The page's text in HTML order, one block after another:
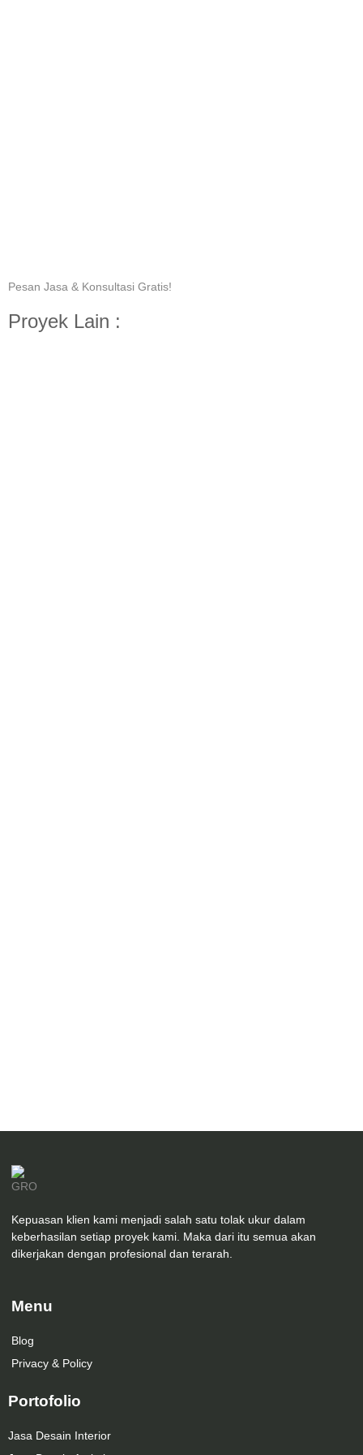
Pesan Jasa & Konsultasi Gratis!
Proyek Lain :
Kepuasan klien kami menjadi salah satu tolak ukur dalam
keberhasilan setiap proyek kami. Maka dari itu semua akan
dikerjakan dengan profesional dan terarah.
Menu
Blog
Privacy & Policy
Portofolio
Jasa Desain Interior